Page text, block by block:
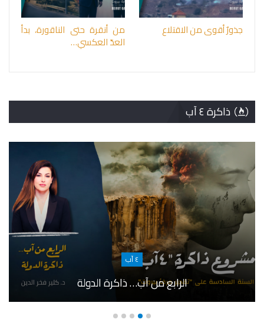
جذورٌ أقوى من الاقتلاع من أنقرة حتى الناقورة، بدأ
العدّ العكسي…
ذاكرة ٤ آب
٤ آب
الرابع من آب… ذاكرة الدولة